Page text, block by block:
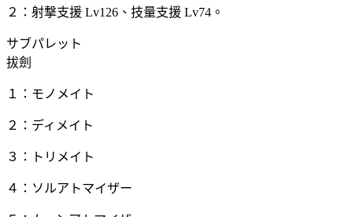
２：射撃支援 Lv126、技量支援 Lv74。
サブパレット
拔劍
１：モノメイト
２：ディメイト
３：トリメイト
４：ソルアトマイザー